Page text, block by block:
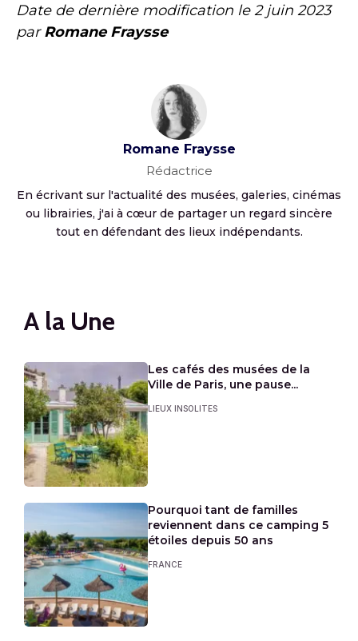
Date de dernière modification le2 juin 2023
parRomane Fraysse
Romane Fraysse
Rédactrice
En écrivant sur l'actualité des musées, galeries, cinémas
ou librairies, j'ai à cœur de partager un regard sincère
tout en défendant des lieux indépendants.
A la Une
Les cafés des musées de la
Ville de Paris, une pause...
LIEUX INSOLITES
Pourquoi tant de familles
reviennent dans ce camping 5
étoiles depuis 50 ans
FRANCE